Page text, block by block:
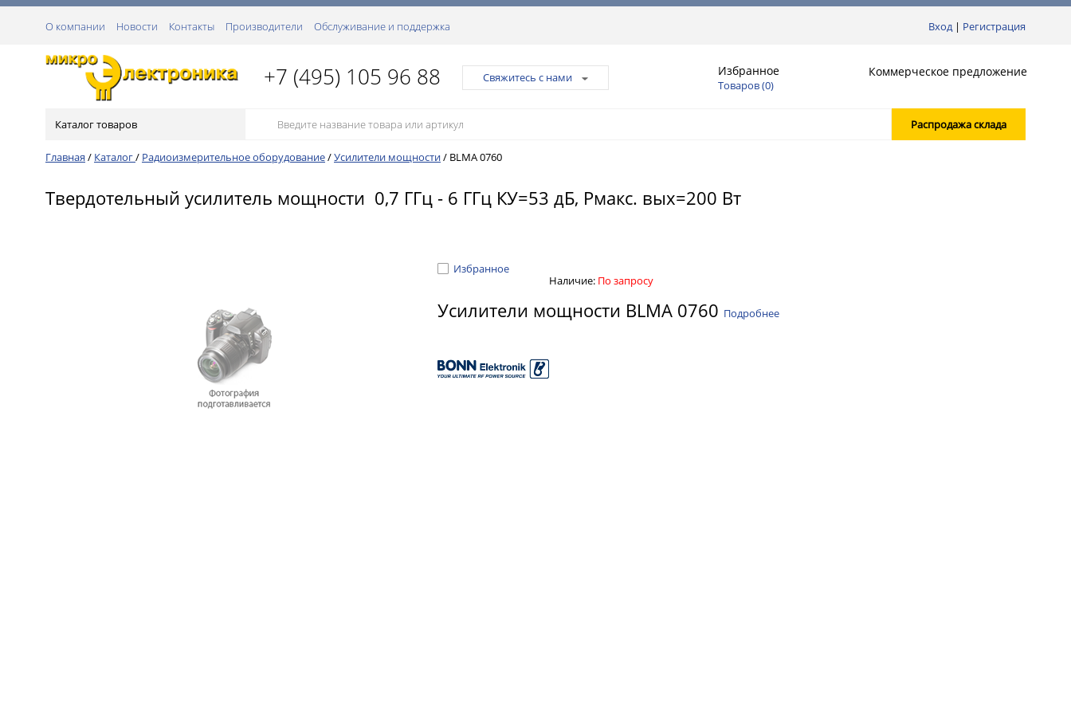
Вход| Регистрация
О компании Новости Контакты Производители Обслуживание и поддержка
+7 (495) 105 96 88 Свяжитесь с нами Избранное
Товаров (0)
Коммерческое предложение
Каталог товаров Распродажа склада
Главная / Каталог/ Радиоизмерительное оборудование/Усилители мощности/ BLMA 0760
Твердотельный усилитель мощности 0,7 ГГц - 6 ГГц КУ=53 дБ, Pмакс. вых=200 Вт
Избранное
Наличие: По запросу
Усилители мощности BLMA 0760 Подробнее